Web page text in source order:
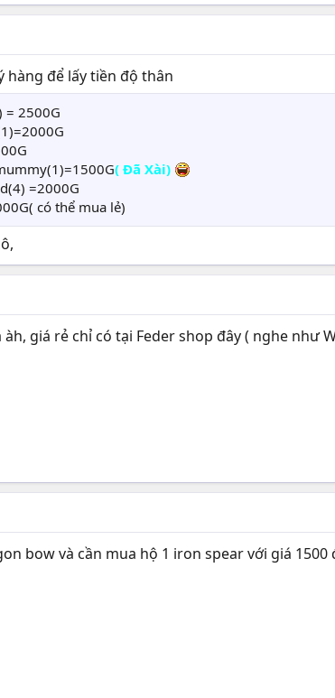
hàng để lấy tiền độ thân
= 2500G
( Đã Xài)
=2000G
có thể mua lẻ)
àh, giá rẻ chỉ có tại Feder shop đây ( nghe như
bow và cần mua hộ 1 iron spear với giá 1500